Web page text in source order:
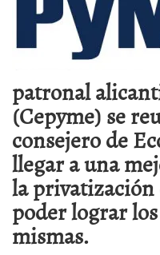
patronal
(Cepyme) se
consejero de
llegar a una
la privatización
poder lograr
mismas.